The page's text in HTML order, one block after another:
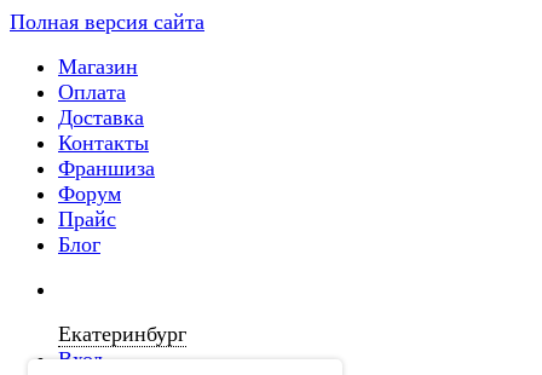
Полная версия сайта
Магазин
Оплата
Доставка
Контакты
Франшиза
Форум
Прайс
Блог
Екатеринбург
Вход